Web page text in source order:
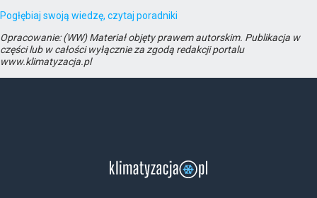
Pogłębiaj swoją wiedzę, czytaj poradniki
Opracowanie: (WW) Materiał objęty prawem autorskim. Publikacja w
części lub w całości wyłącznie za zgodą redakcji portalu
www.klimatyzacja.pl